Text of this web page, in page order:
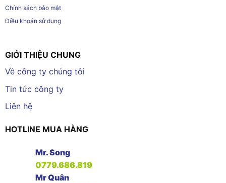
Chính sách bảo mật
Điều khoản sử dụng
GIỚI THIỆU CHUNG
Về công ty chúng tôi
Tin tức công ty
Liên hệ
HOTLINE MUA HÀNG
Mr. Song
0779.686.819
Mr Quân